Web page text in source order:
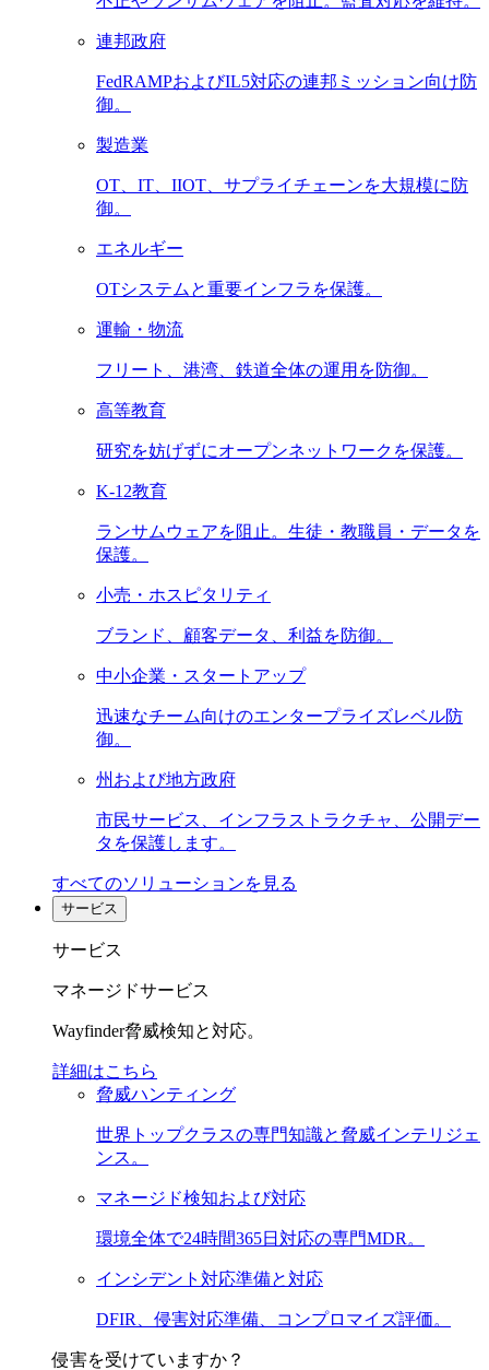
連邦政府
FedRAMPおよびIL5対応の連邦ミッション向け防
御。
製造業
OT、IT、IIOT、サプライチェーンを大規模に防
御。
エネルギー
OTシステムと重要インフラを保護。
運輸・物流
フリート、港湾、鉄道全体の運用を防御。
高等教育
研究を妨げずにオープンネットワークを保護。
K-12教育
ランサムウェアを阻止。生徒・教職員・データを
保護。
小売・ホスピタリティ
ブランド、顧客データ、利益を防御。
中小企業・スタートアップ
迅速なチーム向けのエンタープライズレベル防
御。
州および地方政府
市民サービス、インフラストラクチャ、公開デー
タを保護します。
すべてのソリューションを見る
サービス
サービス
マネージドサービス
Wayfinder脅威検知と対応。
詳細はこちら
脅威ハンティング
世界トップクラスの専門知識と脅威インテリジェ
ンス。
マネージド検知および対応
環境全体で24時間365日対応の専門MDR。
インシデント対応準備と対応
DFIR、侵害対応準備、コンプロマイズ評価。
侵害を受けていますか？